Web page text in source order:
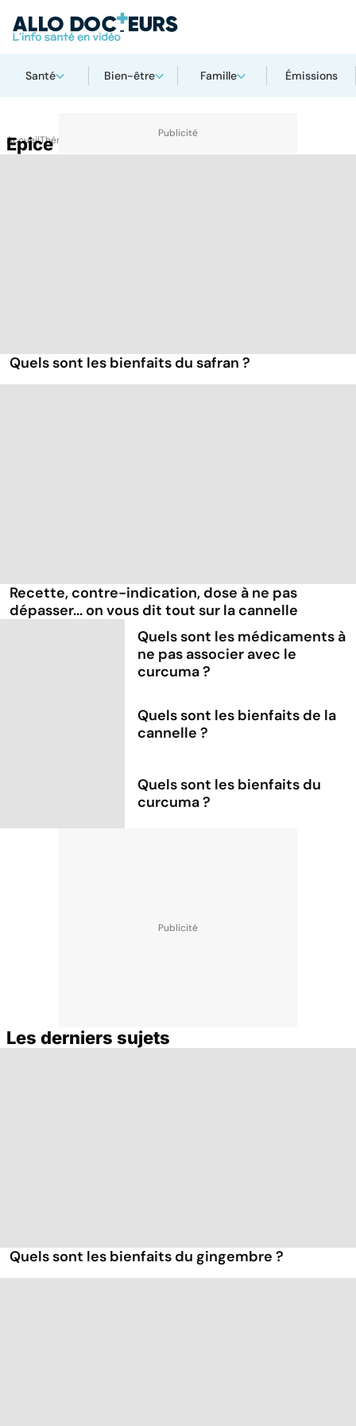
Santé Bien-être Famille Émissions
AccueilThématiques
Epice
Quels sont les bienfaits du safran ?
Recette, contre-indication, dose à ne pas
dépasser... on vous dit tout sur la cannelle
Quels sont les médicaments à
ne pas associer avec le
curcuma ?
Quels sont les bienfaits de la
cannelle ?
Quels sont les bienfaits du
curcuma ?
Les derniers sujets
Quels sont les bienfaits du gingembre ?